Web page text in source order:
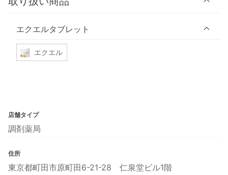
エクエルタブレット
エクエル
店舗タイプ
調剤薬局
住所
東京都町田市原町田6-21-28 仁泉堂ビル1階